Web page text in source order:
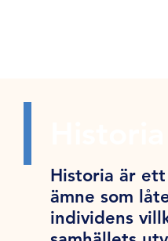
Historia är
ämne som
individens